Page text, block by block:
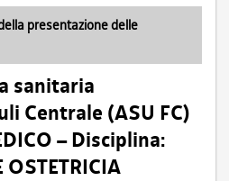
presentazione delle
sanitaria
Centrale (ASU FC)
– Disciplina:
OSTETRICIA